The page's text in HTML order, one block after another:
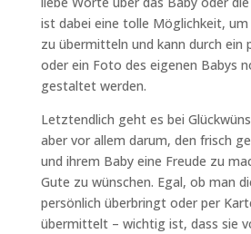
ist dabei eine tolle Möglichkeit, um
zu übermitteln und kann durch ein
oder ein Foto des eigenen Babys
gestaltet werden.
Letztendlich geht es bei
aber vor allem darum, den frisch
und ihrem Baby eine Freude zu
Gute zu wünschen. Egal, ob man
persönlich überbringt oder per
übermittelt – wichtig ist, dass sie